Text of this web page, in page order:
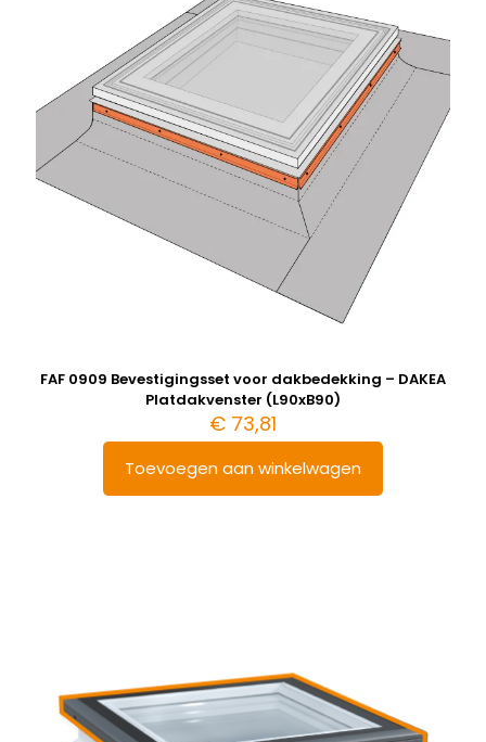
FAF 0909 Bevestigingsset voor dakbedekking – DAKEA
Platdakvenster (L90xB90)
€ 73,81
Toevoegen aan winkelwagen